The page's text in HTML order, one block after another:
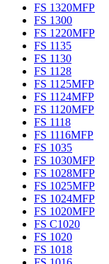
FS 1320MFP
FS 1300
FS 1220MFP
FS 1135
FS 1130
FS 1128
FS 1125MFP
FS 1124MFP
FS 1120MFP
FS 1118
FS 1116MFP
FS 1035
FS 1030MFP
FS 1028MFP
FS 1025MFP
FS 1024MFP
FS 1020MFP
FS C1020
FS 1020
FS 1018